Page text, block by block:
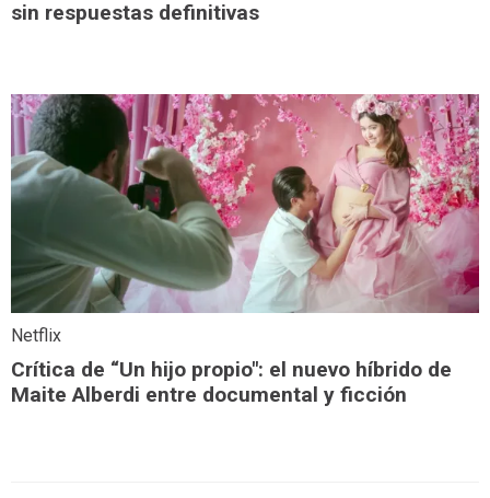
sin respuestas definitivas
Netflix
Crítica de “Un hijo propio": el nuevo híbrido de
Maite Alberdi entre documental y ficción